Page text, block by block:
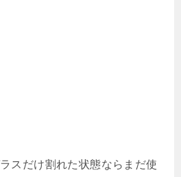
スだけ割れた状態ならまだ使